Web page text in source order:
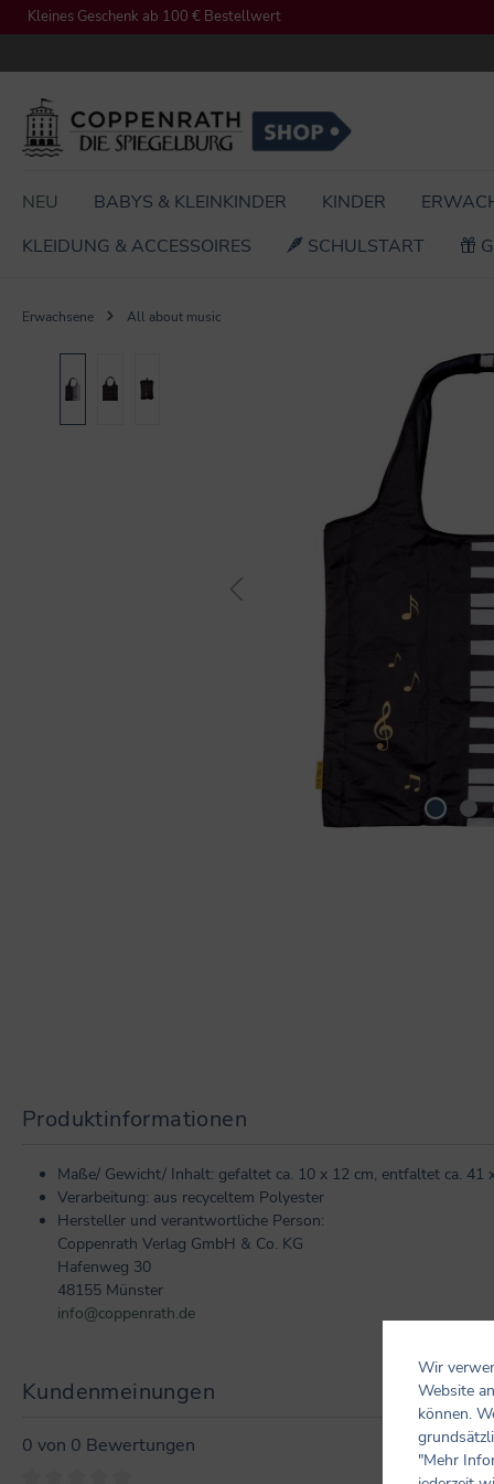
Zur Hauptnavigation springen
Kleines Geschenk ab 100 € Bestellwert
NEU BABYS & KLEINKINDER KINDER
KLEIDUNG & ACCESSOIRES
SCHULSTART
Erwachsene All about music
Produktinformationen
Maße/ Gewicht/ Inhalt: gefaltet ca. 10 x 12 cm, entfaltet ca. 41
Verarbeitung: aus recyceltem Polyester
Hersteller und verantwortliche Person:
Coppenrath Verlag GmbH & Co. KG
Hafenweg 30
48155 Münster
info@coppenrath.de
Kundenmeinungen
0 von 0 Bewertungen
Wir
Website
können.
"Mehr